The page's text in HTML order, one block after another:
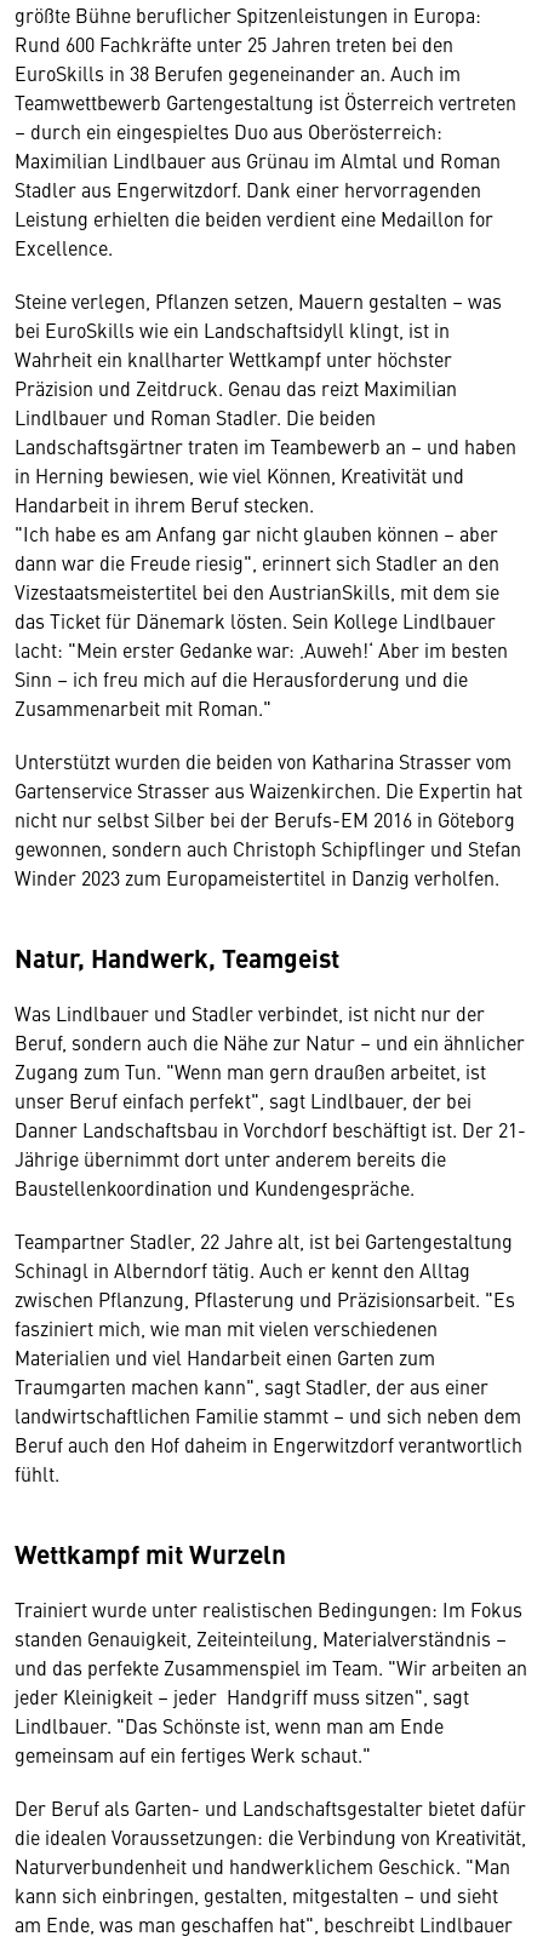
größte Bühne beruflicher Spitzenleistungen in Europa:
Rund 600 Fachkräfte unter 25 Jahren treten bei den
EuroSkills in 38 Berufen gegeneinander an. Auch im
Teamwettbewerb Gartengestaltung ist Österreich vertreten
– durch ein eingespieltes Duo aus Oberösterreich:
Maximilian Lindlbauer aus Grünau im Almtal und Roman
Stadler aus Engerwitzdorf. Dank einer hervorragenden
Leistung erhielten die beiden verdient eine Medaillon for
Excellence.
Steine verlegen, Pflanzen setzen, Mauern gestalten – was
bei EuroSkills wie ein Landschaftsidyll klingt, ist in
Wahrheit ein knallharter Wettkampf unter höchster
Präzision und Zeitdruck. Genau das reizt Maximilian
Lindlbauer und Roman Stadler. Die beiden
Landschaftsgärtner traten im Teambewerb an – und haben
in Herning bewiesen, wie viel Können, Kreativität und
Handarbeit in ihrem Beruf stecken.
"Ich habe es am Anfang gar nicht glauben können – aber
dann war die Freude riesig", erinnert sich Stadler an den
Vizestaatsmeistertitel bei den AustrianSkills, mit dem sie
das Ticket für Dänemark lösten. Sein Kollege Lindlbauer
lacht: "Mein erster Gedanke war: ‚Auweh!‘ Aber im besten
Sinn – ich freu mich auf die Herausforderung und die
Zusammenarbeit mit Roman."
Unterstützt wurden die beiden von Katharina Strasser vom
Gartenservice Strasser aus Waizenkirchen. Die Expertin hat
nicht nur selbst Silber bei der Berufs-EM 2016 in Göteborg
gewonnen, sondern auch Christoph Schipflinger und Stefan
Winder 2023 zum Europameistertitel in Danzig verholfen.
Natur, Handwerk, Teamgeist
Was Lindlbauer und Stadler verbindet, ist nicht nur der
Beruf, sondern auch die Nähe zur Natur – und ein ähnlicher
Zugang zum Tun. "Wenn man gern draußen arbeitet, ist
unser Beruf einfach perfekt", sagt Lindlbauer, der bei
Danner Landschaftsbau in Vorchdorf beschäftigt ist. Der 21-
Jährige übernimmt dort unter anderem bereits die
Baustellenkoordination und Kundengespräche.
Teampartner Stadler, 22 Jahre alt, ist bei Gartengestaltung
Schinagl in Alberndorf tätig. Auch er kennt den Alltag
zwischen Pflanzung, Pflasterung und Präzisionsarbeit. "Es
fasziniert mich, wie man mit vielen verschiedenen
Materialien und viel Handarbeit einen Garten zum
Traumgarten machen kann", sagt Stadler, der aus einer
landwirtschaftlichen Familie stammt – und sich neben dem
Beruf auch den Hof daheim in Engerwitzdorf verantwortlich
fühlt.
Wettkampf mit Wurzeln
Trainiert wurde unter realistischen Bedingungen: Im Fokus
standen Genauigkeit, Zeiteinteilung, Materialverständnis –
und das perfekte Zusammenspiel im Team. "Wir arbeiten an
jeder Kleinigkeit – jeder Handgriff muss sitzen", sagt
Lindlbauer. "Das Schönste ist, wenn man am Ende
gemeinsam auf ein fertiges Werk schaut."
Der Beruf als Garten- und Landschaftsgestalter bietet dafür
die idealen Voraussetzungen: die Verbindung von Kreativität,
Naturverbundenheit und handwerklichem Geschick. "Man
kann sich einbringen, gestalten, mitgestalten – und sieht
am Ende, was man geschaffen hat", beschreibt Lindlbauer